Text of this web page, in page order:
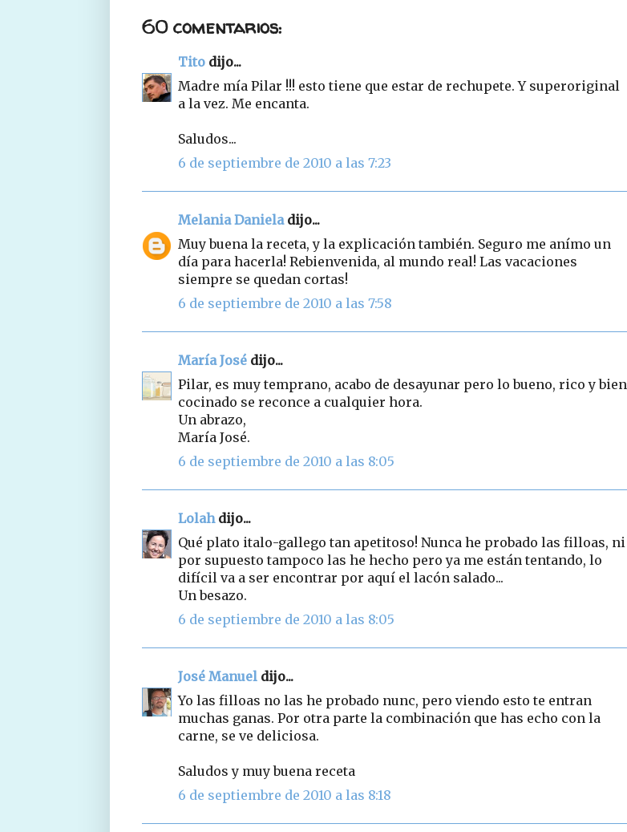
60 comentarios:
Tito dijo...
Madre mía Pilar !!! esto tiene que estar de rechupete. Y superoriginal
a la vez. Me encanta.
Saludos...
6 de septiembre de 2010 a las 7:23
Melania Danieladijo...
Muy buena la receta, y la explicación también. Seguro me anímo un
día para hacerla! Rebienvenida, al mundo real! Las vacaciones
siempre se quedan cortas!
6 de septiembre de 2010 a las 7:58
María José dijo...
Pilar, es muy temprano, acabo de desayunar pero lo bueno, rico y bien
cocinado se reconce a cualquier hora.
Un abrazo,
María José.
6 de septiembre de 2010 a las 8:05
Lolahdijo...
Qué plato italo-gallego tan apetitoso! Nunca he probado las filloas, ni
por supuesto tampoco las he hecho pero ya me están tentando, lo
difícil va a ser encontrar por aquí el lacón salado...
Un besazo.
6 de septiembre de 2010 a las 8:05
José Manuel dijo...
Yo las filloas no las he probado nunc, pero viendo esto te entran
muchas ganas. Por otra parte la combinación que has echo con la
carne, se ve deliciosa.
Saludos y muy buena receta
6 de septiembre de 2010 a las 8:18